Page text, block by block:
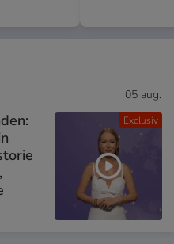
Exclusiv
05 aug.